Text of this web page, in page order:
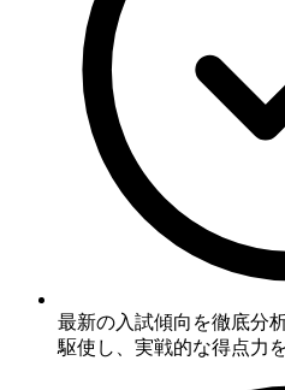
最新の入試傾向を徹底分
駆使し、実戦的な得点力